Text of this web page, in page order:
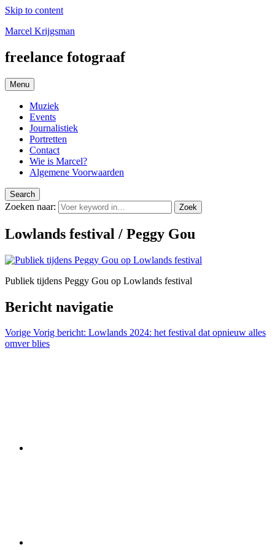
Skip to content
Marcel Krijgsman
freelance fotograaf
Menu
Muziek
Events
Journalistiek
Portretten
Contact
Wie is Marcel?
Algemene Voorwaarden
Search
Zoeken naar: Zoek
Lowlands festival / Peggy Gou
Publiek tijdens Peggy Gou op Lowlands festival
Bericht navigatie
Vorige Vorig bericht: Lowlands 2024: het festival dat opnieuw alles
omver blies